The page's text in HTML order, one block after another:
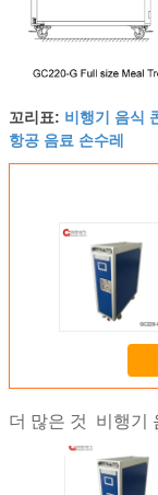
꼬리표: 비행기 음식
항공 음료 손수레
더 많은 것 비행기